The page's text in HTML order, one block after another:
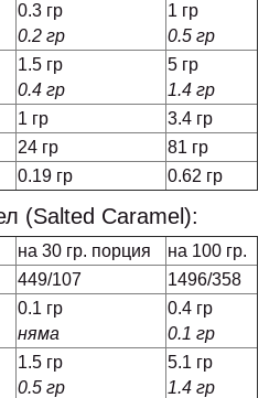
0.3 гр
0.2 гр
1 гр
0.5 гр
1.5 гр
0.4 гр
5 гр
1.4 гр
1 гр
3.4 гр
24 гр
81 гр
0.19 гр 0.62 гр
(Salted Caramel):
на 30 гр. порция
на 100 гр.
449/107
1496/358
0.1 гр
няма
0.4 гр
0.1 гр
1.5 гр
0.5 гр
5.1 гр
1.4 гр